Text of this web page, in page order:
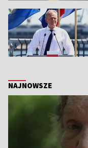
NAJNOWSZE